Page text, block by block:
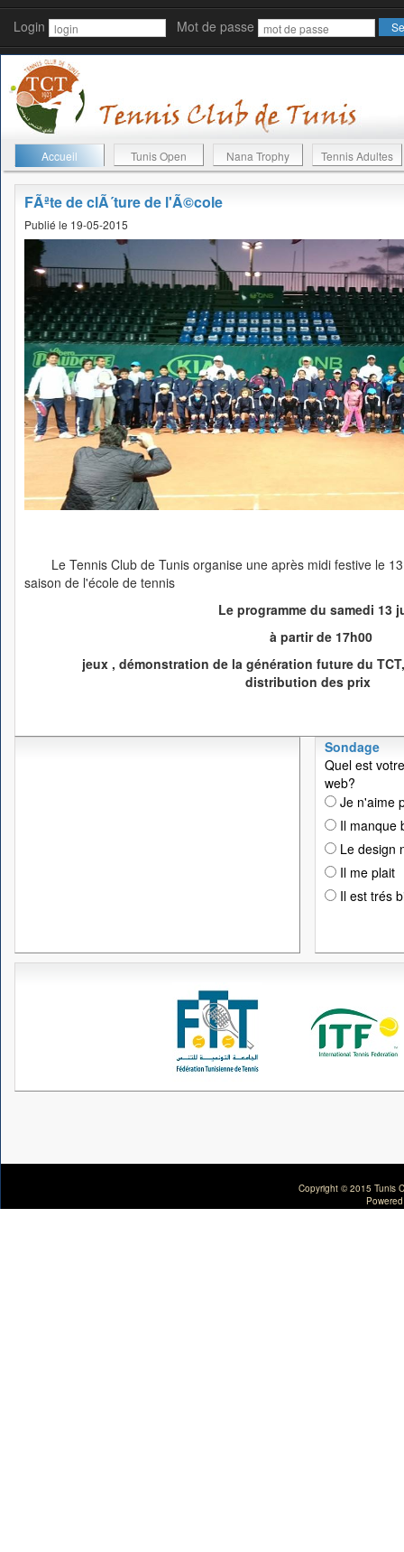
Login Mot de passe
Accueil Tunis Open Nana Trophy Tennis Adultes
FÃªte de clÃ´ture de l'Ã©cole
Publié le 19-05-2015
Le Tennis Club de Tunis organise une après midi festive le
saison de l'école de tennis
Le programme du samedi 13
à partir de 17h00
jeux , démonstration de la génération future du
distribution des prix
Sondage
Quel est
web?
Je n'aime
Il manque
Le design
Il me plait
Il est trés
Copyright © 2015 Tunis